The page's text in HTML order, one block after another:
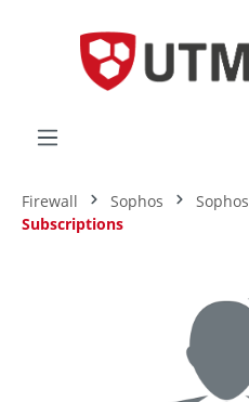
Firewall Sophos
Subscriptions